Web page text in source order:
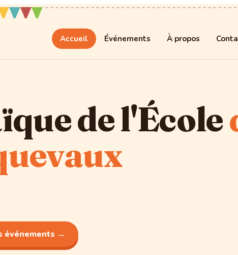
Accueil Événements À propos
de l'École
événements →